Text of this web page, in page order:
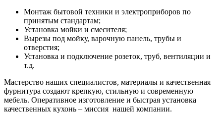
Монтаж бытовой техники и электроприборов по
принятым стандартам;
Установка мойки и смесителя;
Вырезы под мойку, варочную панель, трубы и
отверстия;
Установка и подключение розеток, труб, вентиляции и
т.д.
Мастерство наших специалистов, материалы и качественная
фурнитура создают крепкую, стильную и современную
мебель. Оперативное изготовление и быстрая установка
качественных кухонь – миссия нашей компании.